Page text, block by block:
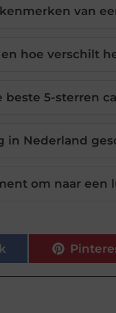
van
hoe verschilt
beste 5-sterren
in Nederland
om naar een